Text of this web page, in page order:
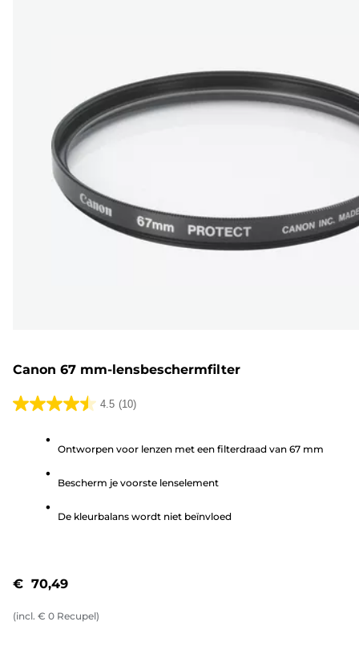
Canon 67 mm-lensbeschermfilter
4.5 (10)
4.5
sterren.
Ontworpen voor lenzen met een filterdraad van 67 mm
Bescherm je voorste lenselement
De kleurbalans wordt niet beïnvloed
€ 70,49
(incl. € 0 Recupel)